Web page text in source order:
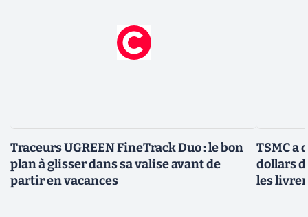
Traceurs UGREEN FineTrack Duo : le bon
plan à glisser dans sa valise avant de
partir en vacances
TSMC a
dollars
les livrer